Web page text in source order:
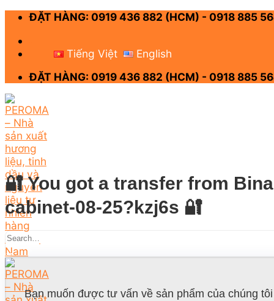
Skip
content
ĐẶT HÀNG: 0919 436 882 (HCM) - 0918 885
Tiếng Việt
English
ĐẶT HÀNG: 0919 436 882 (HCM) - 0918 885
🔐 You got a transfer from
cabinet-08-25?kzj6s 🔐
Bạn muốn được tư vấn về sản phẩm của chúng